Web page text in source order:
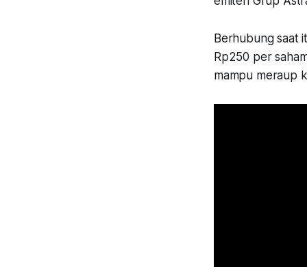
Berhubung saat
Rp250 per
mampu meraup